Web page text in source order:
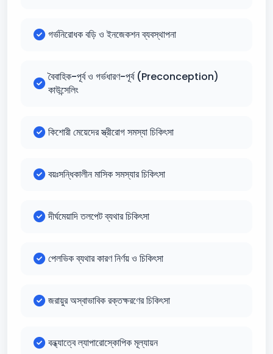
গর্ভনিরোধক বড়ি ও ইনজেকশন ব্যবস্থাপনা
বৈবাহিক-পূর্ব ও গর্ভধারণ-পূর্ব (Preconception)
কাউন্সেলিং
কিশোরী মেয়েদের স্ত্রীরোগ সমস্যা চিকিৎসা
বয়ঃসন্ধিকালীন মাসিক সমস্যার চিকিৎসা
দীর্ঘমেয়াদি তলপেট ব্যথার চিকিৎসা
পেলভিক ব্যথার কারণ নির্ণয় ও চিকিৎসা
জরায়ুর অস্বাভাবিক রক্তক্ষরণের চিকিৎসা
বন্ধ্যাত্বে ল্যাপারোস্কোপিক মূল্যায়ন